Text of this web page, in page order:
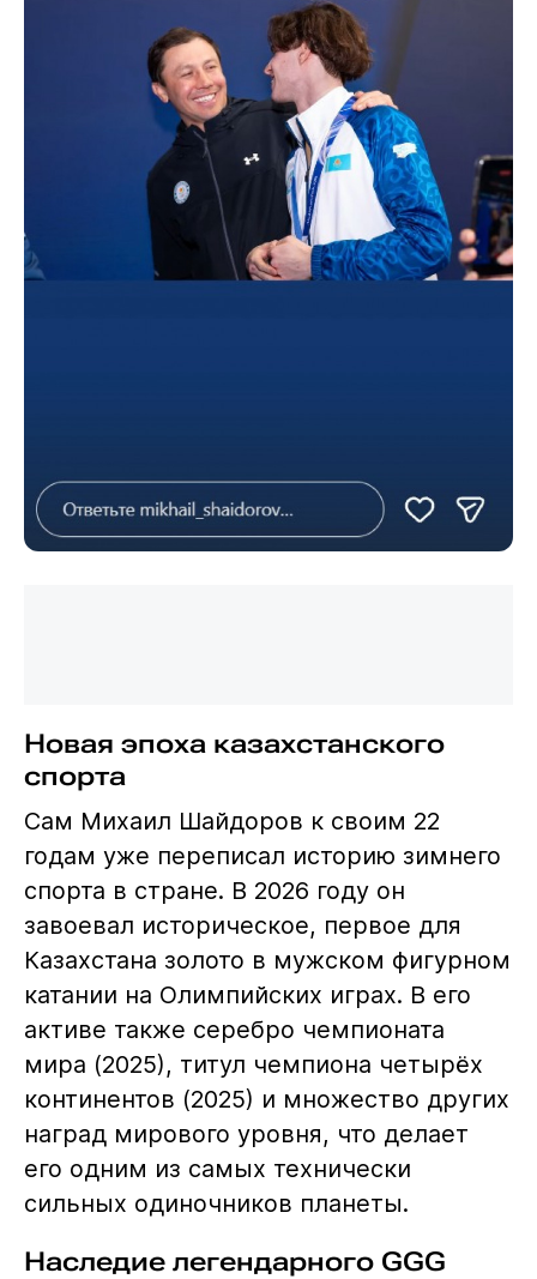
Новая эпоха казахстанского
спорта
Сам Михаил Шайдоров к своим 22
годам уже переписал историю зимнего
спорта в стране. В 2026 году он
завоевал историческое, первое для
Казахстана золото в мужском фигурном
катании на Олимпийских играх. В его
активе также серебро чемпионата
мира (2025), титул чемпиона четырёх
континентов (2025) и множество других
наград мирового уровня, что делает
его одним из самых технически
сильных одиночников планеты.
Наследие легендарного GGG